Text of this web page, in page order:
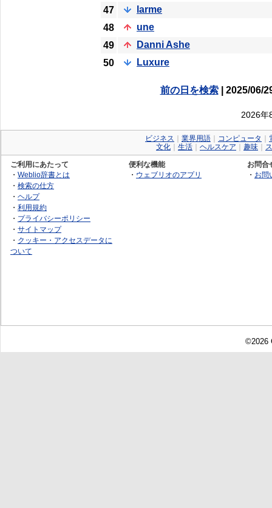
47
larme
48
une
49
Danni Ashe
50
Luxure
前の日を検索| 2025/06/
2026年
ビジネス 業界用語 コンピュータ
文化
生活 ヘルスケア 趣味
ご利用にあたって
・ Weblio辞書とは
・ 検索の仕方
・ ヘルプ
・ 利用規約
・ プライバシーポリシー
・ サイトマップ
・ クッキー・アクセスデータに
ついて
便利な機能
・ ウェブリオのアプリ
お問合
・ お問
©2026